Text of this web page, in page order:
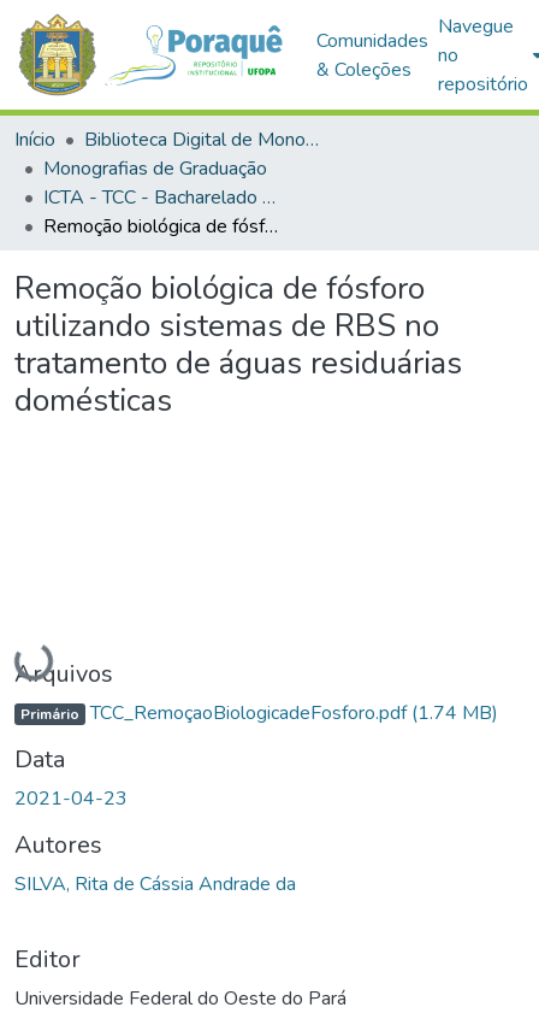
Comunidades
& Coleções
Navegue
no
repositório
Início
Biblioteca Digital de Monografias (BDM)
Monografias de Graduação
ICTA - TCC - Bacharelado em Engenharia Sanitária e Ambiental
Remoção biológica de fósforo utilizando sistemas de RBS no tratamento de águas residuárias domésticas
Remoção biológica de fósforo
utilizando sistemas de RBS no
tratamento de águas residuárias
domésticas
Carregando...
Arquivos
Primário TCC_RemoçaoBiologicadeFosforo.pdf(1.74 MB)
Data
2021-04-23
Autores
SILVA, Rita de Cássia Andrade da
Editor
Universidade Federal do Oeste do Pará